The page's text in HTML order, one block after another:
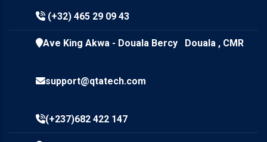
(+32) 465 29 09 43
Ave King Akwa - Douala Bercy Douala , CMR
support@qtatech.com
(+237)682 422 147